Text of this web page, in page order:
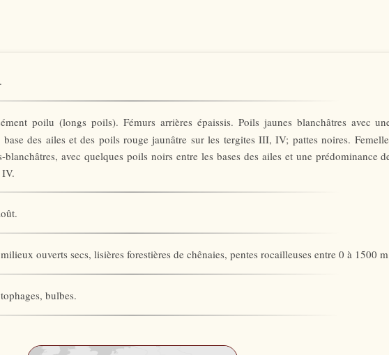
poilu (longs poils). Fémurs arrières épaissis. Poils jaunes blanchâtres avec
des ailes et des poils rouge jaunâtre sur les tergites III, IV; pattes noires.
avec quelques poils noirs entre les bases des ailes et une prédominance
ouverts secs, lisières forestières de chênaies, pentes rocailleuses entre 0 à 1500
bulbes.